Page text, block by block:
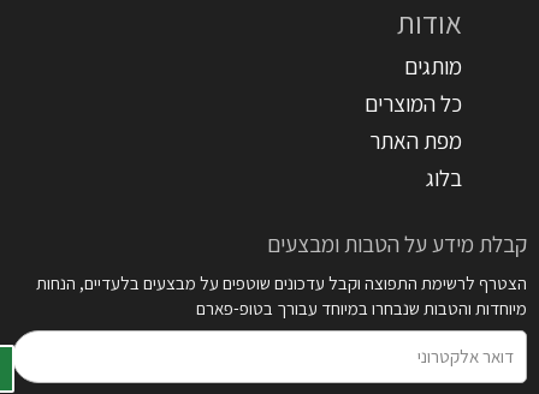
אודות
מותגים
כל המוצרים
מפת האתר
בלוג
קבלת מידע על הטבות ומבצעים
הצטרף לרשימת התפוצה וקבל עדכונים שוטפים על מבצעים בלעדיים, הנחות
מיוחדות והטבות שנבחרו במיוחד עבורך בטופ-פארם
אלקטרוני